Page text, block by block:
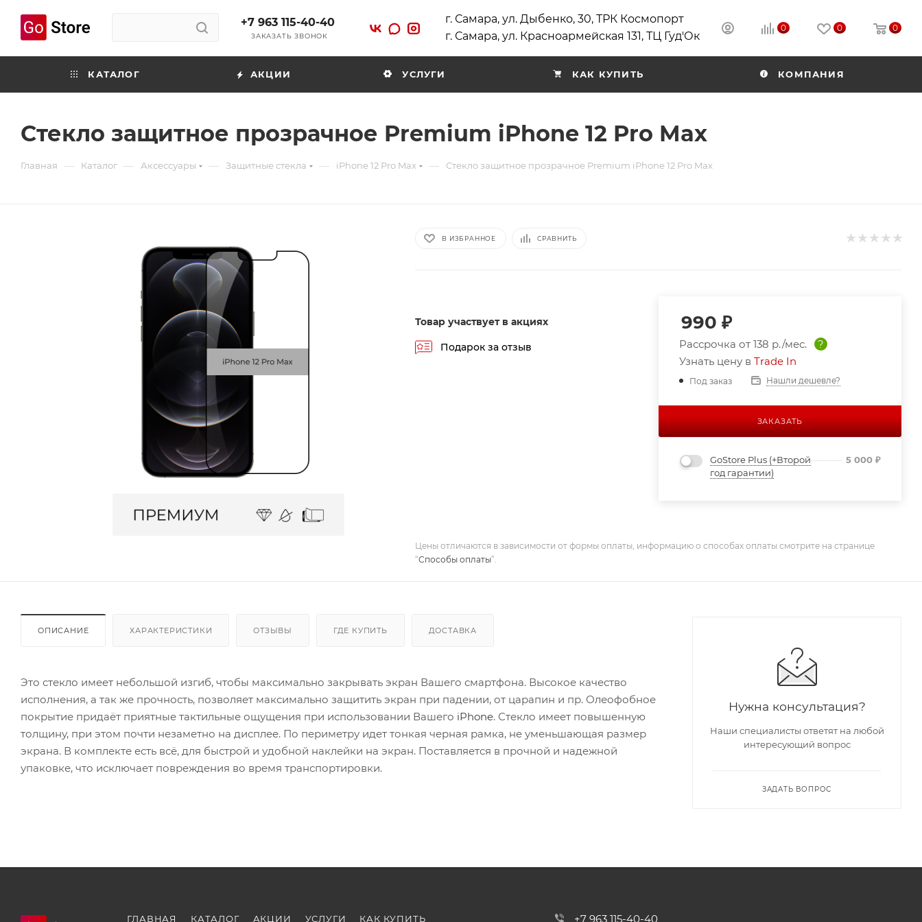
+7 963 115-40-40
ЗАКАЗАТЬ ЗВОНОК
г. Самара, ул. Дыбенко, 30, ТРК Космопорт
г. Самара, ул. Красноармейская 131, ТЦ Гуд'Ок
0 0 0
КАТАЛОГ АКЦИИ УСЛУГИ КАК КУПИТЬ КОМПАНИЯ
Стекло защитное прозрачное Premium iPhone 12 Pro Max
Главная — Каталог — Аксессуары — Защитные стекла — iPhone 12 Pro Max — Стекло защитное прозрачное Premium iPhone 12 Pro Max
В ИЗБРАННОЕ СРАВНИТЬ
Товар участвует в акциях
Подарок за отзыв
990 ₽
Рассрочка от 138 р./мес.
?
Узнать цену в Trade In
Под заказ Нашли дешевле?
ЗАКАЗАТЬ
GoStore Plus (+Второй
год гарантии)
5 000₽
Цены отличаются в зависимости от формы оплаты, информацию о способах оплаты смотрите на странице
“Способы оплаты”.
ОПИСАНИЕ ХАРАКТЕРИСТИКИ ОТЗЫВЫ ГДЕ КУПИТЬ ДОСТАВКА
Это стекло имеет небольшой изгиб, чтобы максимально закрывать экран Вашего смартфона. Высокое качество
исполнения, а так же прочность, позволяет максимально защитить экран при падении, от царапин и пр. Олеофобное
покрытие придаёт приятные тактильные ощущения при использовании Вашего iPhone. Стекло имеет повышенную
толщину, при этом почти незаметно на дисплее. По периметру идет тонкая черная рамка, не уменьшающая размер
экрана. В комплекте есть всё, для быстрой и удобной наклейки на экран. Поставляется в прочной и надежной
упаковке, что исключает повреждения во время транспортировки.
Нужна консультация?
Наши специалисты ответят на любой
интересующий вопрос
ЗАДАТЬ ВОПРОС
ГЛАВНАЯ КАТАЛОГ АКЦИИ УСЛУГИ КАК КУПИТЬ +7 963 115-40-40